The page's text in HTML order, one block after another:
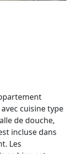
cuisine type
de douche,
incluse dans
Les